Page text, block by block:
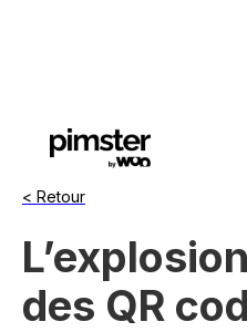
< Retour
des QR